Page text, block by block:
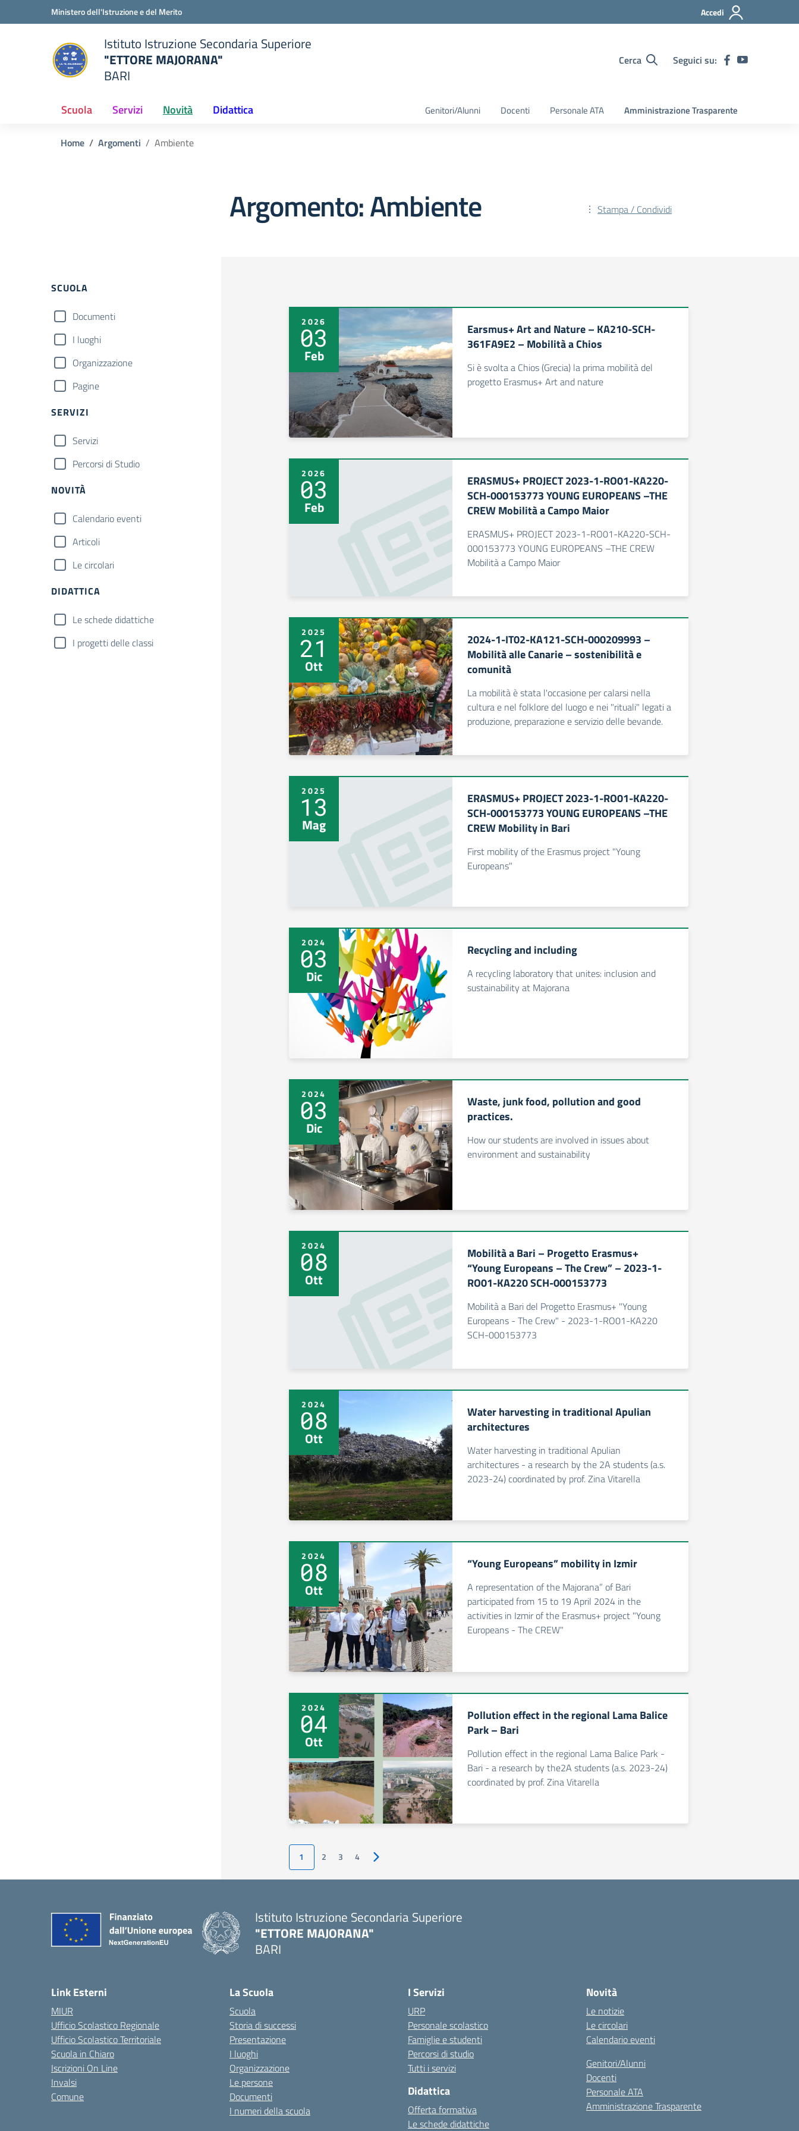
Vai ai contenuti
Vai al menu di navigazioneMinistero dell'Istruzione e del Merito Accedi
scuola
Istituto Istruzione Secondaria Superiore
"ETTORE MAJORANA"
BARI
Cerca Seguici su:
Scuola Servizi Novità Didattica Genitori/Alunni Docenti Personale ATA Amministrazione Trasparente
Home Argomenti Ambiente
Argomento: Ambiente Stampa / Condividi
Filtri
SCUOLA
Documenti
I luoghi
Organizzazione
Pagine
SERVIZI
Servizi
Percorsi di Studio
NOVITÀ
Calendario eventi
Articoli
Le circolari
DIDATTICA
Le schede didattiche
I progetti delle classi
2026
03
Feb
Earsmus+ Art and Nature – KA210-SCH-
361FA9E2 – Mobilità a Chios
Si è svolta a Chios (Grecia) la prima mobilità del
progetto Erasmus+ Art and nature
2026
03
Feb
ERASMUS+ PROJECT 2023-1-RO01-KA220-
SCH-000153773 YOUNG EUROPEANS –THE
CREW Mobilità a Campo Maior
ERASMUS+ PROJECT 2023-1-RO01-KA220-SCH-
000153773 YOUNG EUROPEANS –THE CREW
Mobilità a Campo Maior
2025
21
Ott
2024-1-IT02-KA121-SCH-000209993 –
Mobilità alle Canarie – sostenibilità e
comunità
La mobilità è stata l'occasione per calarsi nella
cultura e nel folklore del luogo e nei "rituali" legati a
produzione, preparazione e servizio delle bevande.
2025
13
Mag
ERASMUS+ PROJECT 2023-1-RO01-KA220-
SCH-000153773 YOUNG EUROPEANS –THE
CREW Mobility in Bari
First mobility of the Erasmus project "Young
Europeans"
2024
03
Dic
Recycling and including
A recycling laboratory that unites: inclusion and
sustainability at Majorana
2024
03
Dic
Waste, junk food, pollution and good
practices.
How our students are involved in issues about
environment and sustainability
2024
08
Ott
Mobilità a Bari – Progetto Erasmus+
“Young Europeans – The Crew” – 2023-1-
RO01-KA220 SCH-000153773
Mobilità a Bari del Progetto Erasmus+ "Young
Europeans - The Crew" - 2023-1-RO01-KA220
SCH-000153773
2024
08
Ott
Water harvesting in traditional Apulian
architectures
Water harvesting in traditional Apulian
architectures - a research by the 2A students (a.s.
2023-24) coordinated by prof. Zina Vitarella
2024
08
Ott
“Young Europeans” mobility in Izmir
A representation of the Majorana” of Bari
participated from 15 to 19 April 2024 in the
activities in Izmir of the Erasmus+ project "Young
Europeans - The CREW"
2024
04
Ott
Pollution effect in the regional Lama Balice
Park – Bari
Pollution effect in the regional Lama Balice Park -
Bari - a research by the2A students (a.s. 2023-24)
coordinated by prof. Zina Vitarella
1 2 3 4 Pagina successiva
Istituto Istruzione Secondaria Superiore
"ETTORE MAJORANA"
BARI
Link Esterni
MIUR
Ufficio Scolastico Regionale
Ufficio Scolastico Territoriale
Scuola in Chiaro
Iscrizioni On Line
Invalsi
Comune
La Scuola
Scuola
Storia di successi
Presentazione
I luoghi
Organizzazione
Le persone
Documenti
I numeri della scuola
I Servizi
URP
Personale scolastico
Famiglie e studenti
Percorsi di studio
Tutti i servizi
Didattica
Offerta formativa
Le schede didattiche
Novità
Le notizie
Le circolari
Calendario eventi
Genitori/Alunni
Docenti
Personale ATA
Amministrazione Trasparente